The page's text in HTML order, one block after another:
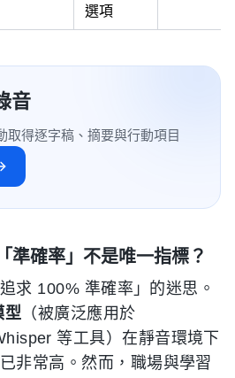
選項
音
取得逐字稿、摘要與行動項目
準確率」不是唯一指標？
求 100% 準確率」的迷思。
型 （被廣泛應用於
等工具）在靜音環境下
非常高。然而，職場與學習